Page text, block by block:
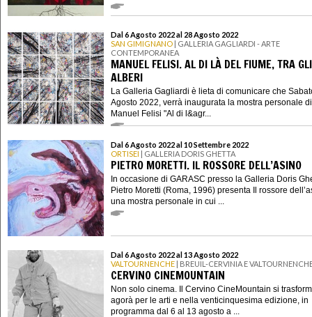
Dal 6 Agosto 2022 al 28 Agosto 2022
SAN GIMIGNANO | GALLERIA GAGLIARDI - ARTE
CONTEMPORANEA
MANUEL FELISI. AL DI LÀ DEL FIUME, TRA GLI
ALBERI
La Galleria Gagliardi è lieta di comunicare che
Agosto 2022, verrà inaugurata la mostra personale di
Manuel Felisi "Al di l&agr...
Dal 6 Agosto 2022 al 10 Settembre 2022
ORTISEI | GALLERIA DORIS GHETTA
PIETRO MORETTI. IL ROSSORE DELL’ASINO
In occasione di GARASC presso la Galleria Doris
Pietro Moretti (Roma, 1996) presenta Il rossore
una mostra personale in cui ...
Dal 6 Agosto 2022 al 13 Agosto 2022
VALTOURNENCHE | BREUIL-CERVINIA E
CERVINO CINEMOUNTAIN
Non solo cinema. Il Cervino CineMountain si
agorà per le arti e nella venticinquesima edizione, in
programma dal 6 al 13 agosto a ...